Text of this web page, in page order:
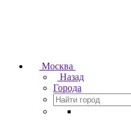
Москва
Назад
Города